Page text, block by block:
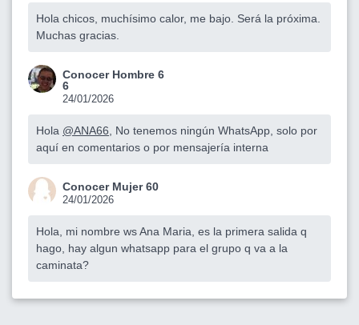
Hola chicos, muchísimo calor, me bajo. Será la próxima.
Muchas gracias.
Conocer Hombre 6
6
24/01/2026
Hola @ANA66 , No tenemos ningún WhatsApp, solo por
aquí en comentarios o por mensajería interna
Conocer Mujer 60
24/01/2026
Hola, mi nombre ws Ana Maria, es la primera salida q
hago, hay algun whatsapp para el grupo q va a la
caminata?